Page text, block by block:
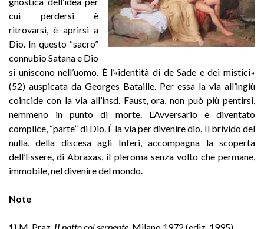
cui perdersi è
ritrovarsi, è aprirsi a
Dio. In questo “sacro”
connubio Satana e Dio
si uniscono nell’uomo. È l’«identità di de Sade e dei mistici»
(52) auspicata da Georges Bataille. Per essa la via all’ingiù
coincide con la via all’insd. Faust, ora, non può più pentirsi,
nemmeno in punto di morte. L’Avversario è diventato
complice, “parte” di Dio. È la via per divenire dio. Il brivido del
nulla, della discesa agli Inferi, accompagna la scoperta
dell’Essere, di Abraxas, il pleroma senza volto che permane,
immobile, nel divenire del mondo.
Note